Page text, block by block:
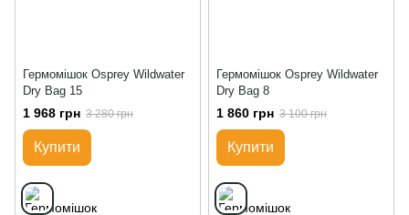
Гермомішок Osprey Wildwater
Dry Bag 15
1 968 грн 3 280 грн
Купити
Гермомішок Osprey Wildwater
Dry Bag 8
1 860 грн 3 100 грн
Купити